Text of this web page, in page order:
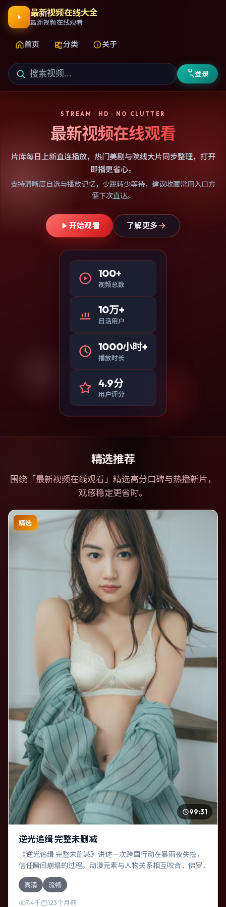
最新视频在线大全
最新视频在线观看
首页 分类 关于
登录
STREAM · HD · NO CLUTTER
最新视频在线观看
片库每日上新直连播放，热门美剧与院线大片同步整理，打开
即播更省心。
支持清晰度自选与播放记忆，少跳转少等待，建议收藏常用入口方
便下次直达。
开始观看 了解更多
100+
视频总数
10万+
日活用户
1000小时+
播放时长
4.9分
用户评分
精选推荐
围绕「最新视频在线观看 」精选高分口碑与热播新片，
观感稳定更省时。
精选
99:31
逆光追缉 完整未删减
《逆光追缉 完整未删减》讲述一次跨国行动在暴雨夜失控，
信任瞬间崩塌的过程。动漫元素与人物关系相互咬合，佛罗
伦斯·珀、刘亚仁的对手戏尤为出彩。导演达米恩·查泽雷善于
在长镜头中积蓄张力，本片亦在德国实地取景，增强真实质
感。
高清 流畅
7.4千 123个月前